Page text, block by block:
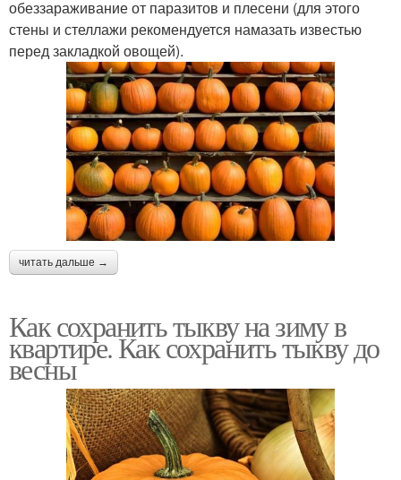
обеззараживание от паразитов и плесени (для этого
стены и стеллажи рекомендуется намазать известью
перед закладкой овощей).
читать дальше →
Как сохранить тыкву на зиму в
квартире. Как сохранить тыкву до
весны